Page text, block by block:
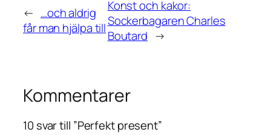
← …och aldrig
får man hjälpa till
Konst och kakor:
Sockerbagaren Charles
Boutard →
Kommentarer
10 svar till ”Perfekt present”